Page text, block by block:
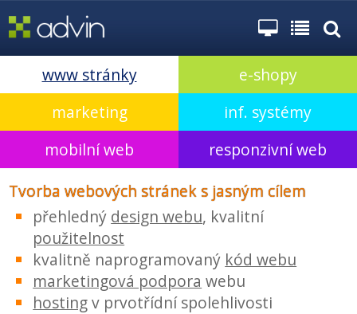
www stránky
e-shopy
marketing
inf. systémy
mobilní web
responzivní web
Tvorba webových stránek s jasným cílem
přehledný design webu, kvalitní
použitelnost
kvalitně naprogramovaný kód webu
marketingová podpora webu
hostingv prvotřídní spolehlivosti